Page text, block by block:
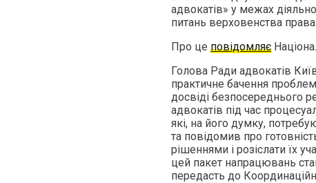
адвокатів» у межах
питань верховенства права.
Про це повідомляє
Голова Ради адвокатів
практичне бачення
досвіді безпосереднього
адвокатів під час
які, на його думку,
та повідомив про
рішеннями і розіслати їх
цей пакет напрацювань
передасть до